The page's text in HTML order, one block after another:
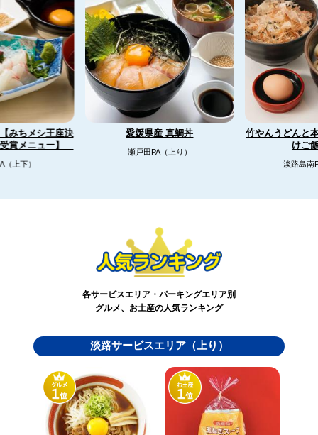
みちメシ王座決
賞メニュー】
（上下）
愛媛県産 真鯛丼
瀬戸田PA（上り）
竹やんうどんと
けご
淡路島南
各サービスエリア・パーキングエリア別
グルメ、お土産の人気ランキング
淡路サービスエリア（上り）